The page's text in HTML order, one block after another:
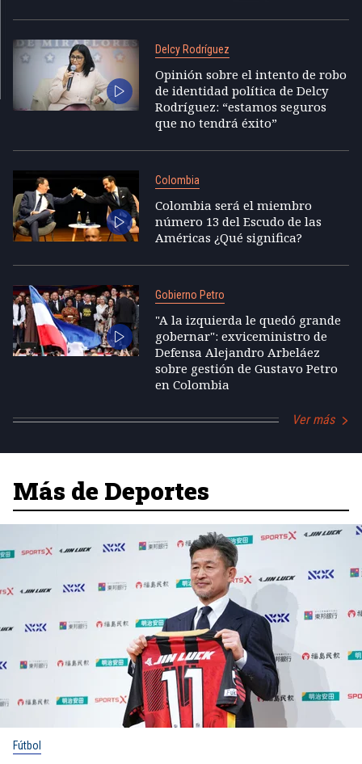
Delcy Rodríguez
Opinión sobre el intento de robo
de identidad política de Delcy
Rodríguez: “estamos seguros
que no tendrá éxito”
Colombia
Colombia será el miembro
número 13 del Escudo de las
Américas ¿Qué significa?
Gobierno Petro
"A la izquierda le quedó grande
gobernar": exviceministro de
Defensa Alejandro Arbeláez
sobre gestión de Gustavo Petro
en Colombia
Ver más
Más de Deportes
Fútbol